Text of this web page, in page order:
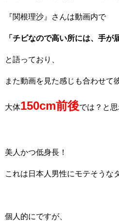
『関根理沙』さんは動画内で
「チビなので高い所には、手が
と語っており、
また動画を見た感じも合わせて
大体150cm前後では？と思
美人かつ低身長！
これは日本人男性にモテそうな
個人的にですが、